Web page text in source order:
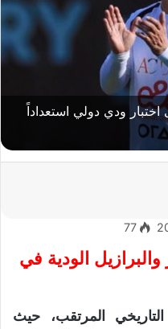
ودي دولي استعداداً
77
الودية في
المرتقب، حيث